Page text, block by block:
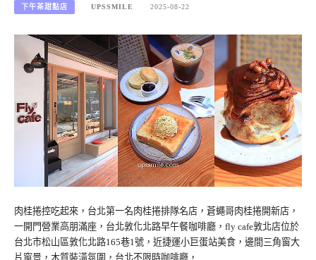
下午茶甜點店 UPSSMILE 2025-08-22
肉桂捲控吃起來，台北第一名肉桂捲排隊名店，蒼蠅哥肉桂捲開新店，
一開門營業高朋滿座，台北敦化北路早午餐咖啡廳，fly cafe敦北店位於
台北市松山區敦化北路165巷1號，近捷運小巨蛋站美食，邊間三角窗大
片窗景，木質裝潢氛圍，台北不限時咖啡廳，…